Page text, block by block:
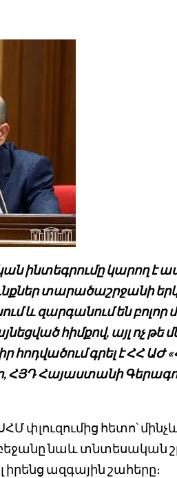
ինտեգրումը կարող է
տարածաշրջանի
և զարգանում են բոլոր
հիմքով, այլ ոչ թե
հոդվածում գրել է ՀՀ
Հայաստանի
փլուզումից հետո՝
նաև տնտեսական
իրենց ազգային շահերը։